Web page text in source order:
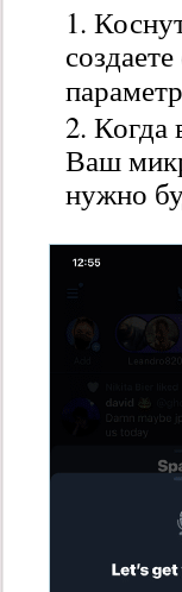
параметр
Когда
Ваш
нужно